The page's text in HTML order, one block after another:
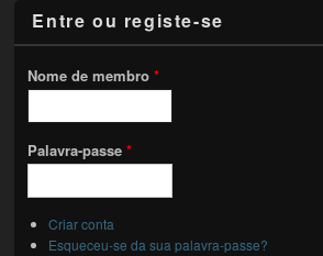
Entre ou registe-se
Nome de membro*
Palavra-passe*
Criar conta
Esqueceu-se da sua palavra-passe?